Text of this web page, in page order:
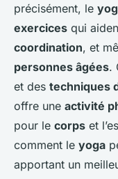
précisément, le
exercices qui
coordination, et
personnes âgées.
et des techniques
offre une activité
pour le corps et
comment le yoga
apportant un